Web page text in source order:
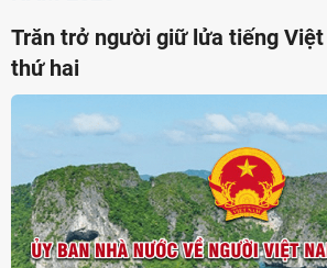
Trăn trở người giữ lửa tiếng
thứ hai